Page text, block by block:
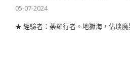
05-07-2024
★ 經驗者：荼羅行者。地獄海，佔琰